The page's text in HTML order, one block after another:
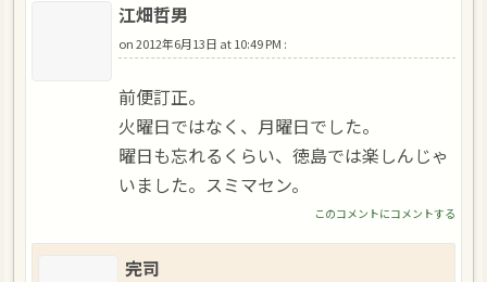
江畑哲男
on2012年6月13日 at 10:49 PM :
前便訂正。
火曜日ではなく、月曜日でした。
曜日も忘れるくらい、徳島では楽しんじゃ
いました。スミマセン。
このコメントにコメントする
完司